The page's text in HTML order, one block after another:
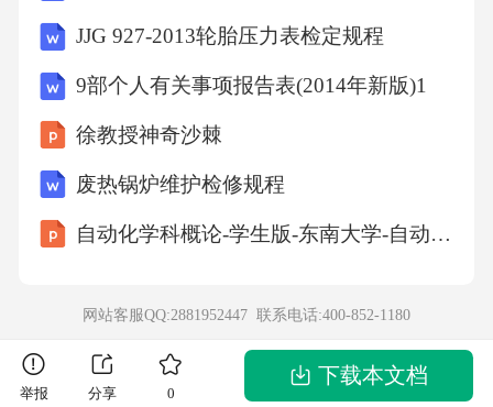
概述运维开发工程师在京东集团的核心职责，
等。此外，还应描述其在团队中的角色以及与
其他团队成员的协作关系。三、日常工作流程
详细介绍运维开发工程师的日常工作流程，如
项目启动、需求分析、系统设计、代码开发、
开发工程师在京东集团需要掌握的技术栈和常
JJG 927-2013轮胎压力表检定规程
9部个人有关事项报告表(2014年新版)1
徐教授神奇沙棘
废热锅炉维护检修规程
自动化学科概论-学生版-东南大学-自动化学院课件
网站客服QQ:2881952447 联系电话:400-852-1180
举报 分享 0
下载本文档